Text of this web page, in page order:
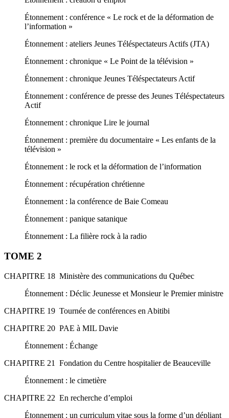
Étonnement : conférence « Le rock et de la déformation de
l’information »
Étonnement : ateliers Jeunes Téléspectateurs Actifs (JTA)
Étonnement : chronique « Le Point de la télévision »
Étonnement : chronique Jeunes Téléspectateurs Actif
Étonnement : conférence de presse des Jeunes Téléspectateurs
Actif
Étonnement : chronique Lire le journal
Étonnement : première du documentaire « Les enfants de la
télévision »
Étonnement : le rock et la déformation de l’information
Étonnement : récupération chrétienne
Étonnement : la conférence de Baie Comeau
Étonnement : panique satanique
Étonnement : La filière rock à la radio
TOME 2
CHAPITRE 18 Ministère des communications du Québec
Étonnement : Déclic Jeunesse et Monsieur le Premier ministre
CHAPITRE 19 Tournée de conférences en Abitibi
CHAPITRE 20 PAE à MIL Davie
Étonnement : Échange
CHAPITRE 21 Fondation du Centre hospitalier de Beauceville
Étonnement : le cimetière
CHAPITRE 22 En recherche d’emploi
Étonnement : un curriculum vitae sous la forme d’un dépliant